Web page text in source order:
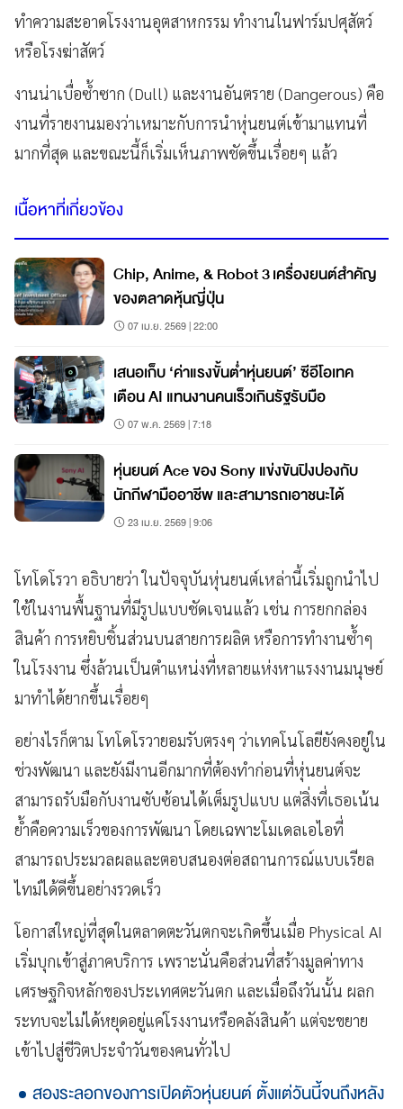
ทำความสะอาดโรงงานอุตสาหกรรม ทำงานในฟาร์มปศุสัตว์
หรือโรงฆ่าสัตว์
งานน่าเบื่อซ้ำซาก (Dull) และงานอันตราย (Dangerous) คือ
งานที่รายงานมองว่าเหมาะกับการนำหุ่นยนต์เข้ามาแทนที่
มากที่สุด และขณะนี้ก็เริ่มเห็นภาพชัดขึ้นเรื่อยๆ แล้ว
เนื้อหาที่เกี่ยวข้อง
Chip, Anime, & Robot 3 เครื่องยนต์สำคัญ
ของตลาดหุ้นญี่ปุ่น
07 เม.ย. 2569 | 22:00
เสนอเก็บ ‘ค่าแรงขั้นต่ำหุ่นยนต์’ ซีอีโอเทค
เตือน AI แทนงานคนเร็วเกินรัฐรับมือ
07 พ.ค. 2569 | 7:18
หุ่นยนต์ Ace ของ Sony แข่งขันปิงปองกับ
นักกีฬามืออาชีพ และสามารถเอาชนะได้
23 เม.ย. 2569 | 9:06
โทโดโรวา อธิบายว่า ในปัจจุบันหุ่นยนต์เหล่านี้เริ่มถูกนำไป
ใช้ในงานพื้นฐานที่มีรูปแบบชัดเจนแล้ว เช่น การยกกล่อง
สินค้า การหยิบชิ้นส่วนบนสายการผลิต หรือการทำงานซ้ำๆ
ในโรงงาน ซึ่งล้วนเป็นตำแหน่งที่หลายแห่งหาแรงงานมนุษย์
มาทำได้ยากขึ้นเรื่อยๆ
อย่างไรก็ตาม โทโดโรวายอมรับตรงๆ ว่าเทคโนโลยียังคงอยู่ใน
ช่วงพัฒนา และยังมีงานอีกมากที่ต้องทำก่อนที่หุ่นยนต์จะ
สามารถรับมือกับงานซับซ้อนได้เต็มรูปแบบ แต่สิ่งที่เธอเน้น
ย้ำคือความเร็วของการพัฒนา โดยเฉพาะโมเดลเอไอที่
สามารถประมวลผลและตอบสนองต่อสถานการณ์แบบเรียล
ไทม์ได้ดีขึ้นอย่างรวดเร็ว
โอกาสใหญ่ที่สุดในตลาดตะวันตกจะเกิดขึ้นเมื่อ Physical AI
เริ่มบุกเข้าสู่ภาคบริการ เพราะนั่นคือส่วนที่สร้างมูลค่าทาง
เศรษฐกิจหลักของประเทศตะวันตก และเมื่อถึงวันนั้น ผลก
ระทบจะไม่ได้หยุดอยู่แค่โรงงานหรือคลังสินค้า แต่จะขยาย
เข้าไปสู่ชีวิตประจำวันของคนทั่วไป
สองระลอกของการเปิดตัวหุ่นยนต์ ตั้งแต่วันนี้จนถึงหลัง